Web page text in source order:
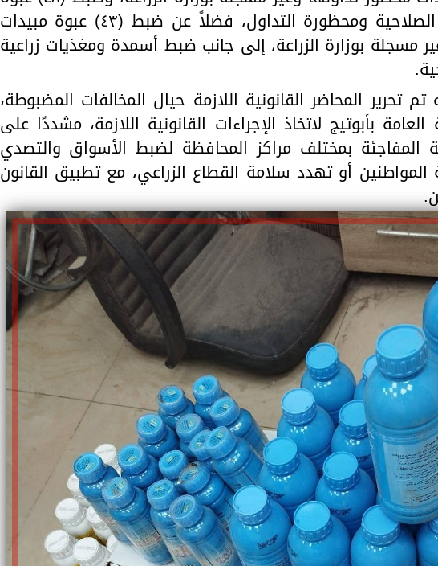
مبيدات ما بين منتهية الصلاحية ومحظورة التداول، فضلاً عن ضبط (٤٣) عبوة مبيدات
مسجلة بوزارة الزراعة، إلى جانب ضبط أسمدة ومغذيات زراعية
تحرير المحاضر القانونية اللازمة حيال المخالفات المضبوطة،
بأبوتيج لاتخاذ الإجراءات القانونية اللازمة، مشددًا على
المفاجئة بمختلف مراكز المحافظة لضبط الأسواق والتصدي
أو تهدد سلامة القطاع الزراعي، مع تطبيق القانون